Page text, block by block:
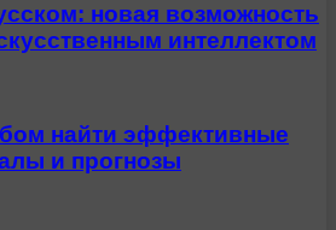
новая возможность
интеллектом
найти эффективные
и прогнозы